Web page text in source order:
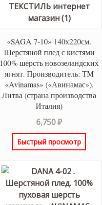
«SAGA 7-10» 140х220см.
Шерстяной плед с кистями
100% шерсть новозеландских
ягнят. Производитель: ТМ
«Avinamas» («Авинамас»),
Литва (страна производства
Италия)
6,750₽
Быстрый просмотр